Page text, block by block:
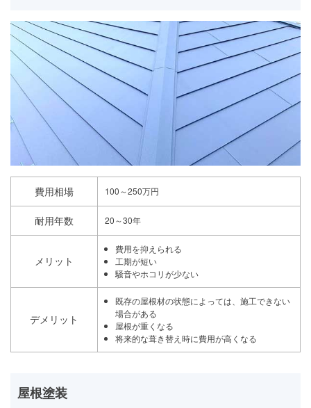
費用相場 100～250万円
耐用年数 20～30年
メリット
費用を抑えられる
工期が短い
騒音やホコリが少ない
デメリット
既存の屋根材の状態によっては、施工できない
場合がある
屋根が重くなる
将来的な葺き替え時に費用が高くなる
屋根塗装